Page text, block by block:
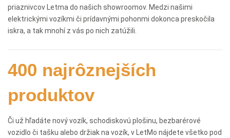
priaznivcov Letma do našich showroomov. Medzi našimi
elektrickými vozíkmi či prídavnými pohonmi dokonca preskočila
iskra, a tak mnohí z vás po nich zatúžili.
400 najrôznejších
produktov
Či už hľadáte nový vozík, schodiskovú plošinu, bezbarérové
vozidlo či tašku alebo držiak na vozík, v LetMo nájdete všetko pod